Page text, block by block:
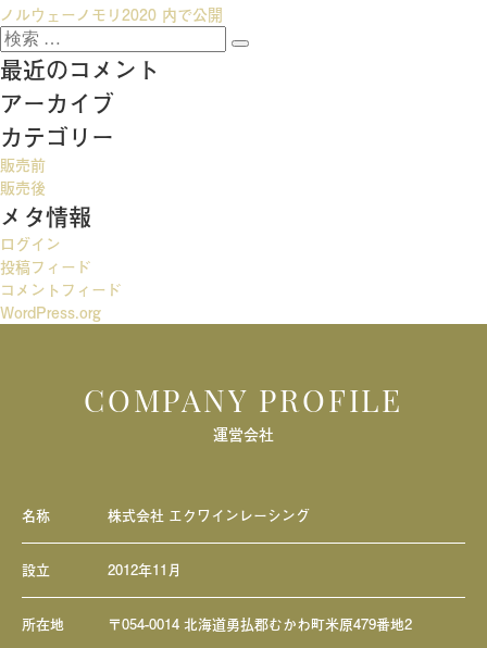
投
稿
ナ
ビ
ゲ
ー
シ
ョ
ン
ノルウェーノモリ2020 内で公開
検
索:
検
最近のコメント
アーカイブ
カテゴリー
販売前
販売後
メタ情報
ログイン
投稿フィード
コメントフィード
WordPress.org
COMPANY PROFILE
運営会社
名称 株式会社 エクワインレーシング
設立 2012年11月
所在地 〒054-0014 北海道勇払郡むかわ町米原479番地2